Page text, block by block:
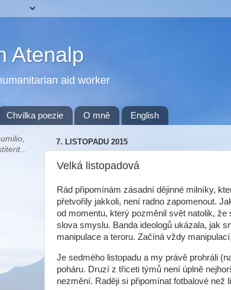
Atenalp
aid worker
Chvilka poezie O mně English
7. LISTOPADU 2015
Velká listopadová
Rád připomínám zásadní dějinné milníky,
přetvořily jakkoli, není radno zapomenout.
od momentu, který pozměnil svět natolik,
slova smyslu. Banda ideologů ukázala, jak
manipulace a teroru. Začíná vždy
Je sedmého listopadu a my právě prohráli
poháru. Druzí z třiceti týmů není úplně
nezmění. Raději si připomínat fotbalové než